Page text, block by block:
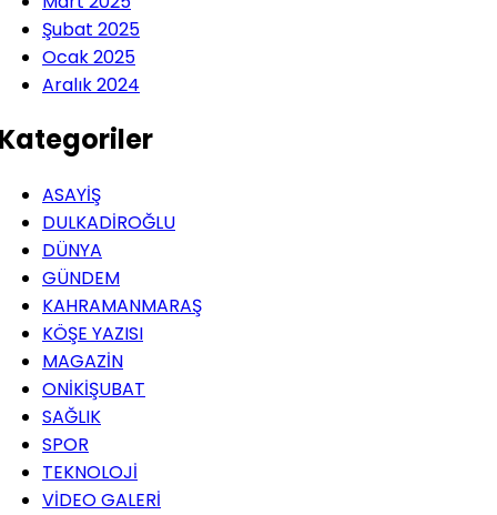
Şubat 2025
Ocak 2025
Aralık 2024
ASAYİŞ
DULKADİROĞLU
DÜNYA
GÜNDEM
KAHRAMANMARAŞ
KÖŞE YAZISI
MAGAZİN
ONİKİŞUBAT
SAĞLIK
SPOR
TEKNOLOJİ
VİDEO GALERİ